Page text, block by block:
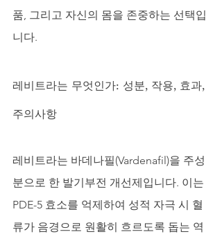
품, 그리고 자신의 몸을 존중하는 선택입
니다.
레비트라는 무엇인가: 성분, 작용, 효과,
주의사항
레비트라는 바데나필(Vardenafil)을 주성
분으로 한 발기부전 개선제입니다. 이는
PDE-5 효소를 억제하여 성적 자극 시 혈
류가 음경으로 원활히 흐르도록 돕는 역